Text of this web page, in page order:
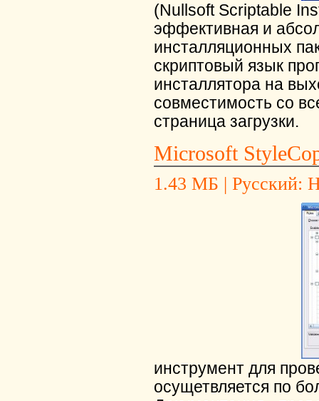
(Nullsoft Scriptable
эффективная и
инсталляционных
скриптовый язык
инсталлятора на
совместимость со
страница загрузки.
Microsoft
1.43 МБ | Русский:
инструмент для
осущетвляется по